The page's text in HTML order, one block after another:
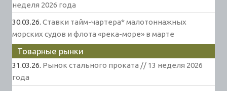
неделя 2026 года
30.03.26. Ставки тайм-чартера* малотоннажных
морских судов и флота «река-море» в марте
Товарные рынки
31.03.26. Рынок стального проката // 13 неделя 2026
года